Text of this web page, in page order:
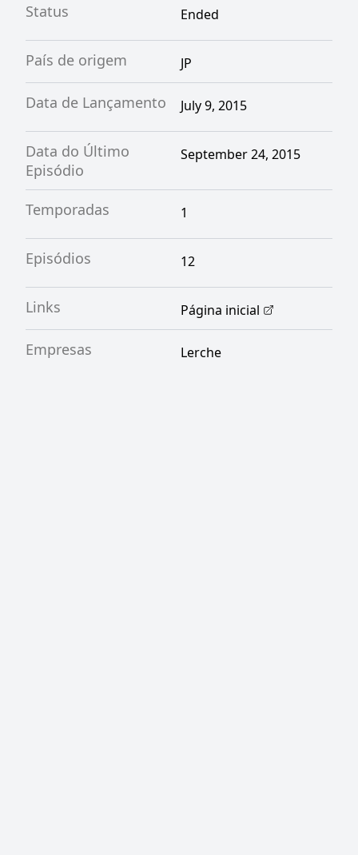
Status Ended
País de origem JP
Data de Lançamento July 9, 2015
Data do Último
Episódio
September 24, 2015
Temporadas 1
Episódios 12
Links Página inicial
Empresas Lerche